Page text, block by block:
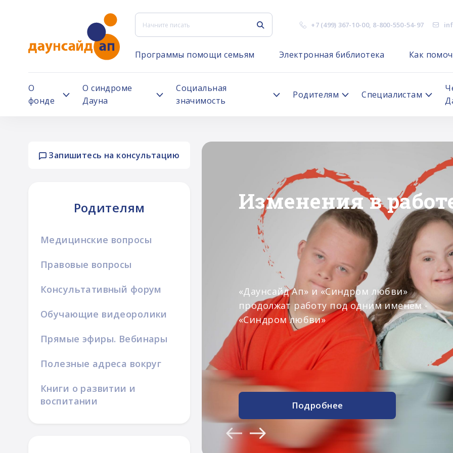
+7 (499) 367-10-00, 8-800-550-54-97
Программы помощи семьям Электронная библиотека Как
О
фонде
О синдроме
Дауна
Социальная
значимость
Родителям Специалистам
Запишитесь на консультацию
Родителям
Медицинские вопросы
Правовые вопросы
Консультативный форум
Обучающие видеоролики
Прямые эфиры. Вебинары
Полезные адреса вокруг
Книги о развитии и
воспитании
фонда
Подкаст
фонда "Даунсайд
КАКАЯ РАЗНИЦА?!
СЛУШАТЬ